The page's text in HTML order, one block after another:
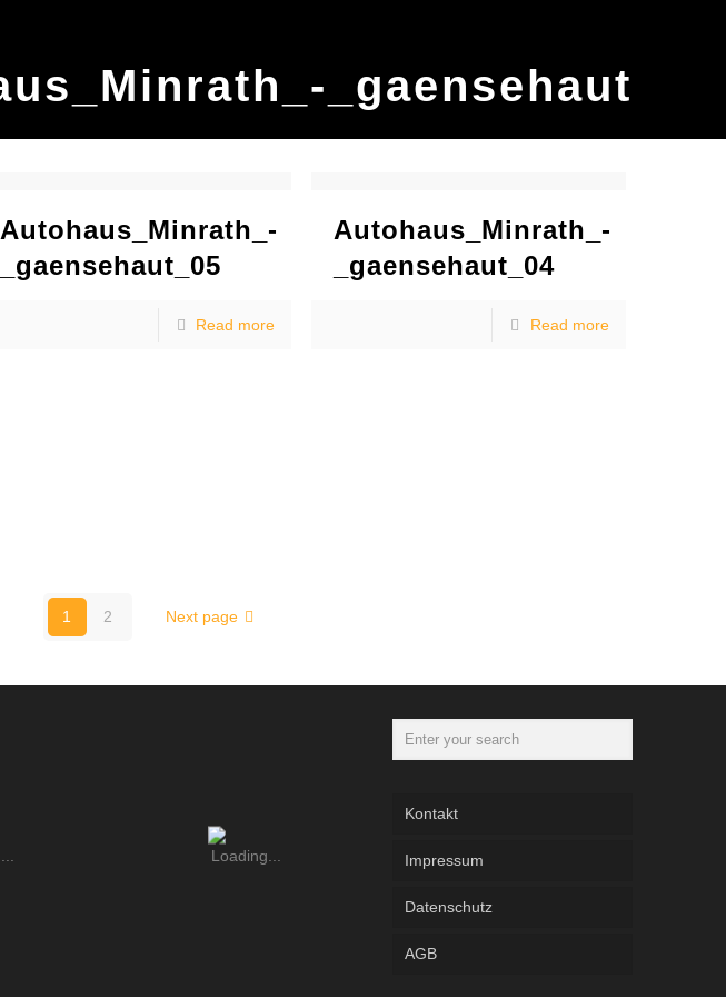
_gaensehaut
Autohaus_Minrath_-
_gaensehaut_05
Read more
Autohaus_Minrath_-
_gaensehaut_04
Read more
1 2 Next page
Kontakt
Impressum
Datenschutz
AGB